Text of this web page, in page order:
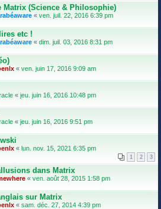
Matrix (Science & Philosophie)
« ven. juil. 22, 2016 6:39 pm
etc !
« dim. juil. 03, 2016 8:31 pm
« ven. juin 17, 2016 9:09 am
« jeu. juin 16, 2016 10:48 pm
« jeu. juin 16, 2016 9:51 pm
« lun. nov. 15, 2021 6:35 pm
1 2 3
dans Matrix
« ven. août 28, 2015 1:58 pm
sur Matrix
« sam. déc. 27, 2014 4:39 pm